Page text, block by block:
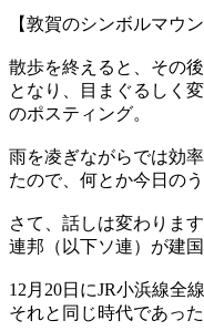
【敦賀のシンボルマウ
散歩を終えると、その
となり、目まぐるしく
のポスティング。
雨を凌ぎながらでは効
たので、何とか今日の
さて、話しは変わりま
連邦（以下ソ連）が建
12月20日にJR小浜線全
それと同じ時代であっ